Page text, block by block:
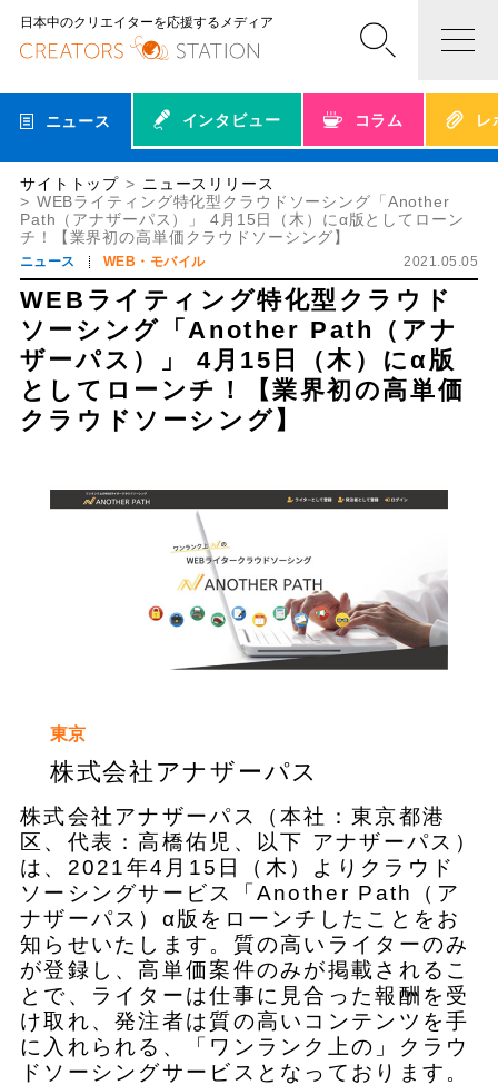
日本中のクリエイターを応援するメディア
ニュース インタビュー コラム レ
サイトトップ
ニュースリリース
WEBライティング特化型クラウドソーシング「Another
Path（アナザーパス）」 4月15日（木）にα版としてローン
チ！【業界初の高単価クラウドソーシング】
ニュース WEB・モバイル 2021.05.05
WEBライティング特化型クラウド
ソーシング「Another Path（アナ
ザーパス）」 4月15日（木）にα版
としてローンチ！【業界初の高単価
クラウドソーシング】
東京
株式会社アナザーパス
株式会社アナザーパス（本社：東京都港
区、代表：高橋佑児、以下 アナザーパス）
は、2021年4月15日（木）よりクラウド
ソーシングサービス「Another Path（ア
ナザーパス）α版をローンチしたことをお
知らせいたします。質の高いライターのみ
が登録し、高単価案件のみが掲載されるこ
とで、ライターは仕事に見合った報酬を受
け取れ、発注者は質の高いコンテンツを手
に入れられる、「ワンランク上の」クラウ
ドソーシングサービスとなっております。